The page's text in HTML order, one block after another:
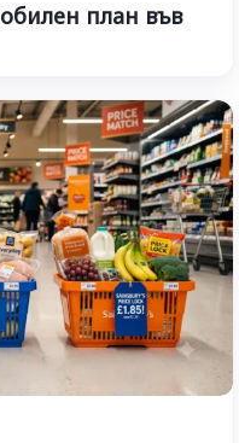
план във